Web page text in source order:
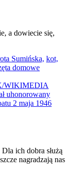
a dowiecie się,
Sumińska, kot,
domowe
ich dobra służą
nagradzają nas